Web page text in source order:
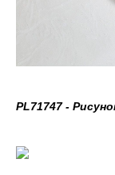
PL71747 -